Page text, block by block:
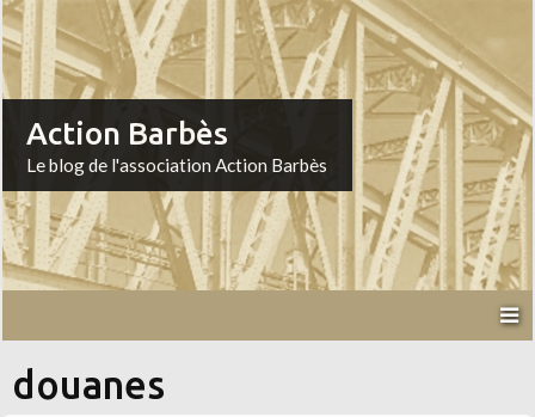
Action Barbès
Le blog de l'association Action Barbès
douanes